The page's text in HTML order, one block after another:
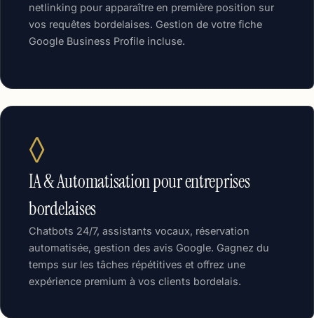
netlinking pour apparaître en première position sur
vos requêtes bordelaises. Gestion de votre fiche
Google Business Profile incluse.
◊
IA & Automatisation pour entreprises
bordelaises
Chatbots 24/7, assistants vocaux, réservation
automatisée, gestion des avis Google. Gagnez du
temps sur les tâches répétitives et offrez une
expérience premium à vos clients bordelais.